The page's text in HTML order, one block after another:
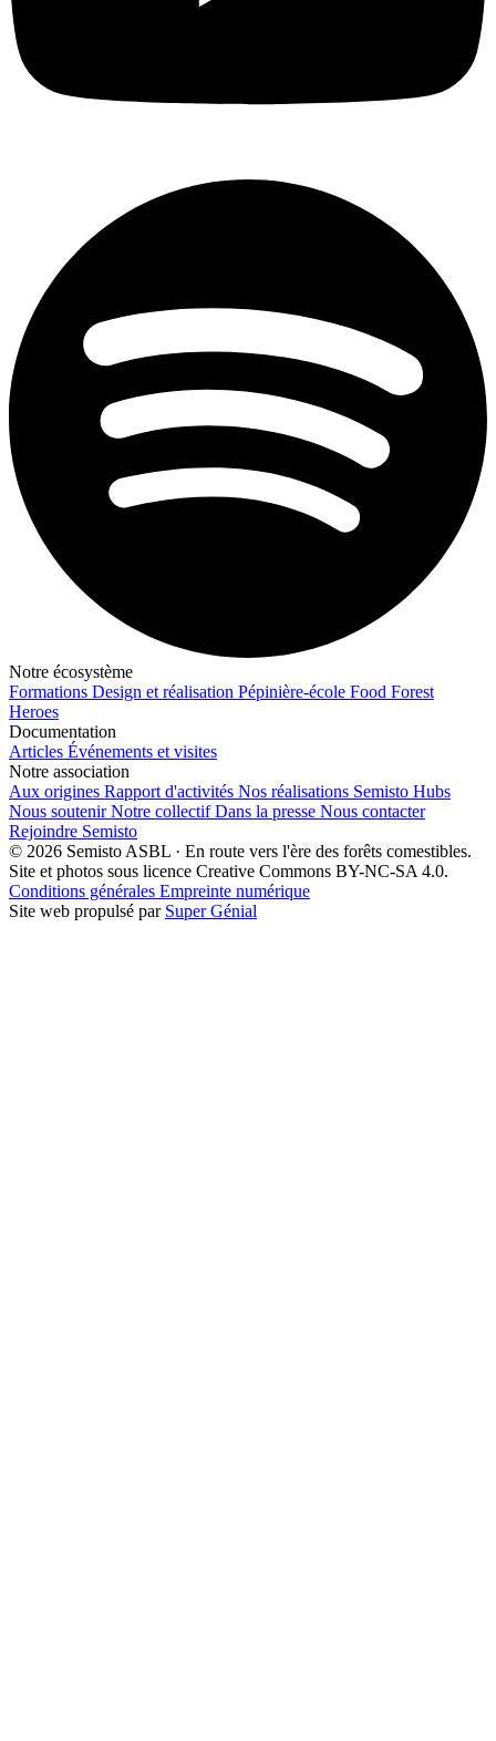
Notre écosystème
Formations Design et réalisation Pépinière-école Food Forest
Heroes
Documentation
Articles Événements et visites
Notre association
Aux origines Rapport d'activités Nos réalisations Semisto Hubs
Nous soutenirNotre collectifDans la presse Nous contacter
Rejoindre Semisto
© 2026 Semisto ASBL · En route vers l'ère des forêts comestibles.
Site et photos sous licence Creative Commons BY-NC-SA 4.0.
Conditions générales Empreinte numérique
Site web propulsé par Super Génial